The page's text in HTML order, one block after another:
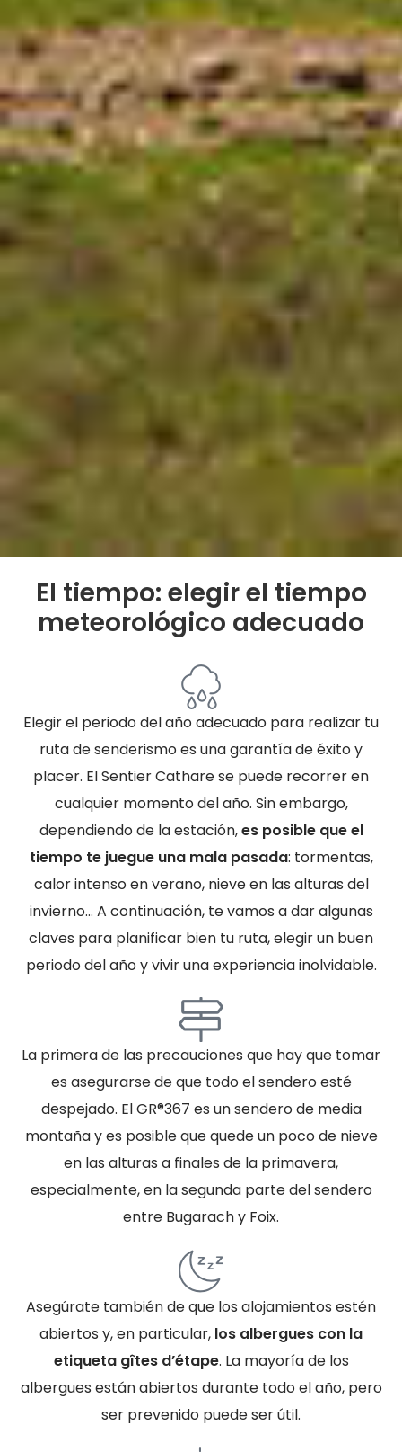
El tiempo: elegir el tiempo
meteorológico adecuado
Elegir el periodo del año adecuado para realizar tu
ruta de senderismo es una garantía de éxito y
placer. El Sentier Cathare se puede recorrer en
cualquier momento del año. Sin embargo,
dependiendo de la estación,es posible que el
tiempo te juegue una mala pasada: tormentas,
calor intenso en verano, nieve en las alturas del
invierno… A continuación, te vamos a dar algunas
claves para planificar bien tu ruta, elegir un buen
periodo del año y vivir una experiencia inolvidable.
La primera de las precauciones que hay que tomar
es asegurarse de que todo el sendero esté
despejado. El GR®367 es un sendero de media
montaña y es posible que quede un poco de nieve
en las alturas a finales de la primavera,
especialmente, en la segunda parte del sendero
entre Bugarach y Foix.
Asegúrate también de que los alojamientos estén
abiertos y, en particular, los albergues con la
etiqueta gîtes d’étape. La mayoría de los
albergues están abiertos durante todo el año, pero
ser prevenido puede ser útil.